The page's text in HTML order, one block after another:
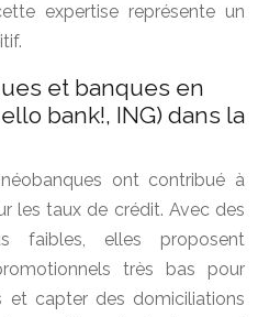
expertise représente un
et banques en
bank!, ING) dans la
ont contribué à
les taux de crédit. Avec des
faibles, elles proposent
très bas pour
et capter des domiciliations